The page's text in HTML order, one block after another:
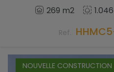
269 m2
Ref.
NOUVELLE CONSTRUCTION